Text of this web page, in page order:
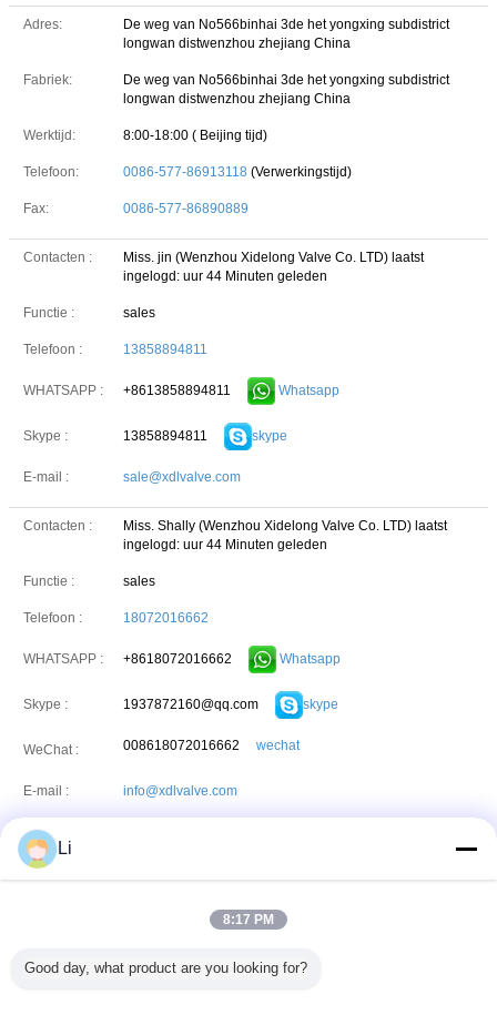
Adres:
De weg van No566binhai 3de het yongxing subdistrict
longwan distwenzhou zhejiang China
Fabriek:
De weg van No566binhai 3de het yongxing subdistrict
longwan distwenzhou zhejiang China
Werktijd: 8:00-18:00 ( Beijing tijd)
Telefoon: 0086-577-86913118 (Verwerkingstijd)
Fax: 0086-577-86890889
Contacten : Miss. jin (Wenzhou Xidelong Valve Co. LTD) laatst
ingelogd: uur 44 Minuten geleden
Functie : sales
Telefoon : 13858894811
WHATSAPP : +8613858894811 Whatsapp
Skype : 13858894811 skype
E-mail : sale@xdlvalve.com
Contacten : Miss. Shally (Wenzhou Xidelong Valve Co. LTD) laatst
ingelogd: uur 44 Minuten geleden
Functie : sales
Telefoon : 18072016662
WHATSAPP : +8618072016662 Whatsapp
Skype : 1937872160@qq.com skype
WeChat : 008618072016662 wechat
E-mail : info@xdlvalve.com
Contacten :
WHATSAPP : +8613857766211 Whatsapp
Li
8:17 PM
Good day, what product are you looking for?